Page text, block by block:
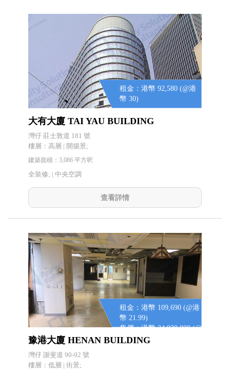
租金：港幣 92,580 (@港
幣 30)
大有大廈 TAI YAU BUILDING
灣仔 莊士敦道 181 號
樓層：高層 | 開揚景;
建築面積：3,086 平方呎
全裝修; | 中央空調
查看詳情
租金：港幣 109,690 (@港
幣 21.99)
售價：港幣 34,920,000 (@
港幣 7,000)
豫港大廈 HENAN BUILDING
灣仔 謝斐道 90-92 號
樓層：低層 | 街景;